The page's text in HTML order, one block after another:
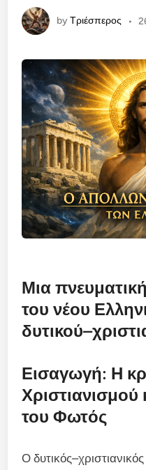
byΤριέσπερος •
Μια
του νέου
Εισαγωγή: Η
του Φωτός
Ο